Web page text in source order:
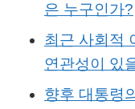
은 누구인가?
최근 사회적
연관성이 있
향후 대통령